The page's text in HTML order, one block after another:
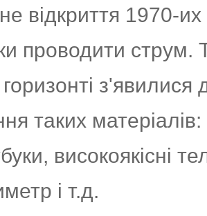
відкриття 1970-
проводити струм.
з'явилися
таких
високоякісні
і т.д.